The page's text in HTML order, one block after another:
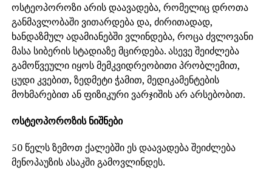
ოსტეოპოროზი არის დაავადება, რომელიც დროთა
განმავლობაში ვითარდება და, ძირითადად,
ხანდაზმულ ადამიანებში ვლინდება, როცა ძვლოვანი
მასა სიბერის სტადიაზე მცირდება. ასევე შეიძლება
გამოწვეული იყოს მემკვიდრეობითი პრობლემით,
ცუდი კვებით, ზედმეტი ჭამით, მედიკამენტების
მოხმარებით ან ფიზიკური ვარჯიშის არ არსებობით.
ოსტეოპოროზის ნიშნები
50 წელს ზემოთ ქალებში ეს დაავადება შეიძლება
მენოპაუზის ასაკში გამოვლინდეს.